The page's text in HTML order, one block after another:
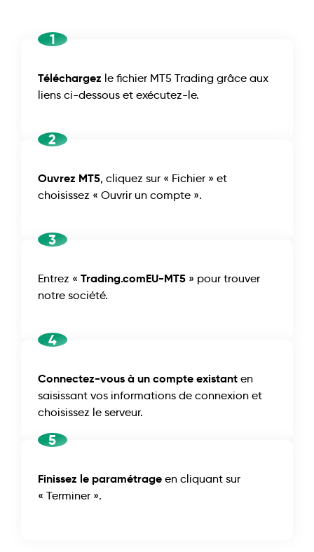
1
Téléchargez le fichier MT5 Trading grâce aux
liens ci-dessous et exécutez-le.
2
Ouvrez MT5, cliquez sur « Fichier » et
choisissez « Ouvrir un compte ».
3
Entrez « Trading.comEU-MT5» pour trouver
notre société.
4
Connectez-vous à un compte existanten
saisissant vos informations de connexion et
choisissez le serveur.
5
Finissez le paramétrageen cliquant sur
« Terminer ».